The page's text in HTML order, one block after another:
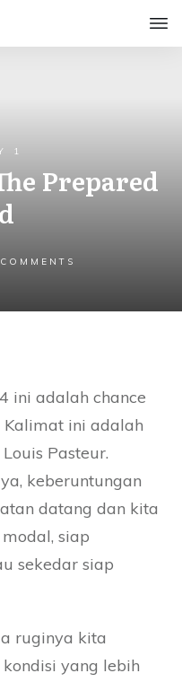
1
Prepared
COMMENTS
ini adalah chance
Kalimat ini adalah
Pasteur.
keberuntungan
datang dan kita
siap
sekedar siap
ruginya kita
yang lebih